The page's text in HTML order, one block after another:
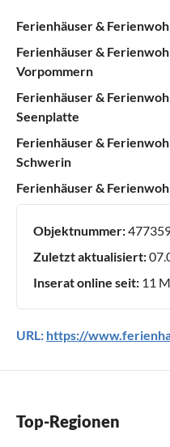
Ferienhäuser &
Ferienhäuser &
Vorpommern
Ferienhäuser &
Seenplatte
Ferienhäuser &
Schwerin
Ferienhäuser &
Objektnummer:
Zuletzt aktualisiert:
Inserat online seit: 11
URL: https://
Top-Regionen